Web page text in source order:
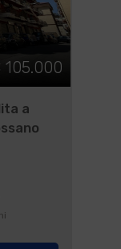
105.000
a